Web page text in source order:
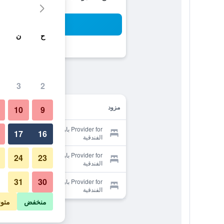
مزود
Provider for بارادايس هيل للشقق
الفندقية
Provider for بارادايس هيل للشقق
الفندقية
Provider for بارادايس هيل للشقق
الفندقية
ح ن
2
3
9
10
16
17
23
24
30
31
منخفض